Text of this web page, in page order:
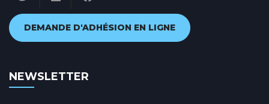
DEMANDE D'ADHÉSION EN LIGNE
NEWSLETTER